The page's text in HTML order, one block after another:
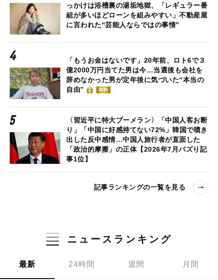
っかけは浴槽裏の湯垢地獄、「レギュラー番
組が多いほどローンを組みやすい」不動産屋
に言われた“芸能人ならではの事情”
「もうお金はないです」20年前、ロト6で３
億2000万円当てた男は今…当選後も会社を
辞めなかった男が定年後に気づいた“本当の
自由”
有料
〈習近平に特大ブーメラン〉「中国人客お断
り」「中国に好感持てない72%」韓国で噴き
出した反中感情…中国人旅行者が直面した
「政治的摩擦」の正体【2026年7月バズり記
事1位】
記事ランキングの一覧を見る
ニュースランキング
最新 24時間 週間 月間